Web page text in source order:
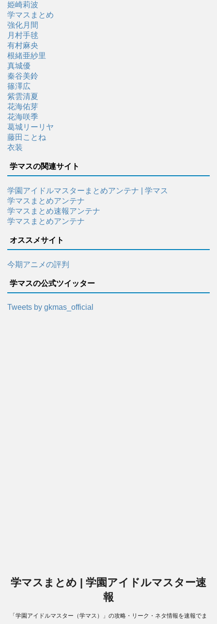
姫崎莉波
学マスまとめ
強化月間
月村手毬
有村麻央
根緒亜紗里
真城優
秦谷美鈴
篠澤広
紫雲清夏
花海佑芽
花海咲季
葛城リーリヤ
藤田ことね
衣装
学マスの関連サイト
学園アイドルマスターまとめアンテナ | 学マス
学マスまとめアンテナ
学マスまとめ速報アンテナ
学マスまとめアンテナ
オススメサイト
今期アニメの評判
学マスの公式ツイッター
Tweets by gkmas_official
学マスまとめ | 学園アイドルマスター速
報
「学園アイドルマスター（学マス）」の攻略・リーク・ネタ情報を速報でま